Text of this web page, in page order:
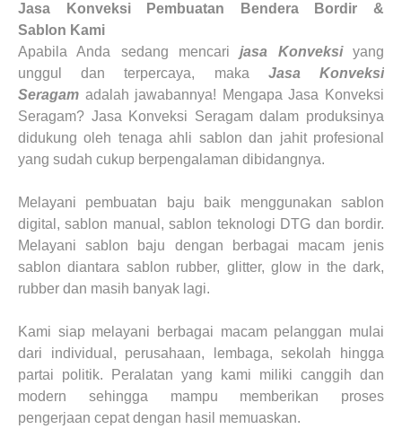
Jasa Konveksi Pembuatan Bendera Bordir &
Sablon Kami
Apabila Anda sedang mencarijasa Konveksiyang
unggul dan terpercaya, maka Jasa
Konveksi
Seragam adalah jawabannya! Mengapa Jasa Konveksi
Seragam? Jasa Konveksi Seragam dalam produksinya
didukung oleh tenaga ahli sablon dan jahit profesional
yang sudah cukup berpengalaman dibidangnya.
Melayani pembuatan baju baik menggunakan sablon
digital, sablon manual, sablon teknologi DTG dan bordir.
Melayani sablon baju dengan berbagai macam jenis
sablon diantara sablon rubber, glitter, glow in the dark,
rubber dan masih banyak lagi.
Kami siap melayani berbagai macam pelanggan mulai
dari individual, perusahaan, lembaga, sekolah hingga
partai politik. Peralatan yang kami miliki canggih dan
modern sehingga mampu memberikan proses
pengerjaan cepat dengan hasil memuaskan.